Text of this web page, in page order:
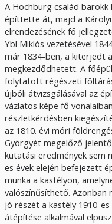
A Hochburg család barokk
építtette át, majd a
elrendezésének fő
Ybl Miklós vezetésével
már 1834-ben, a kiterjedt
megkezdődhetett. A
folytatott régészeti
újbóli átvizsgálásával az
vázlatos képe fő
részletkérdésben
az 1810. évi móri
Györgyét megelőző
kutatási eredmények sem
es évek elején befejezett
munka a kastélyon,
valószínűsíthető. Azonban
jó részét a kastély 1910-
átépítése alkalmával